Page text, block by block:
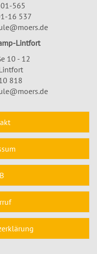
565
16 537
Lintfort
10 - 12
818